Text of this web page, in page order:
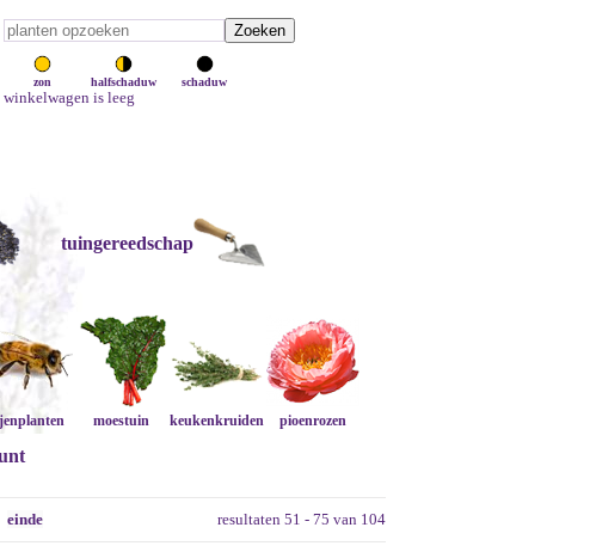
zon halfschaduw schaduw
winkelwagen is leeg
tuingereedschap
moestuin keukenkruiden pioenrozen
resultaten 51 - 75 van 104
einde